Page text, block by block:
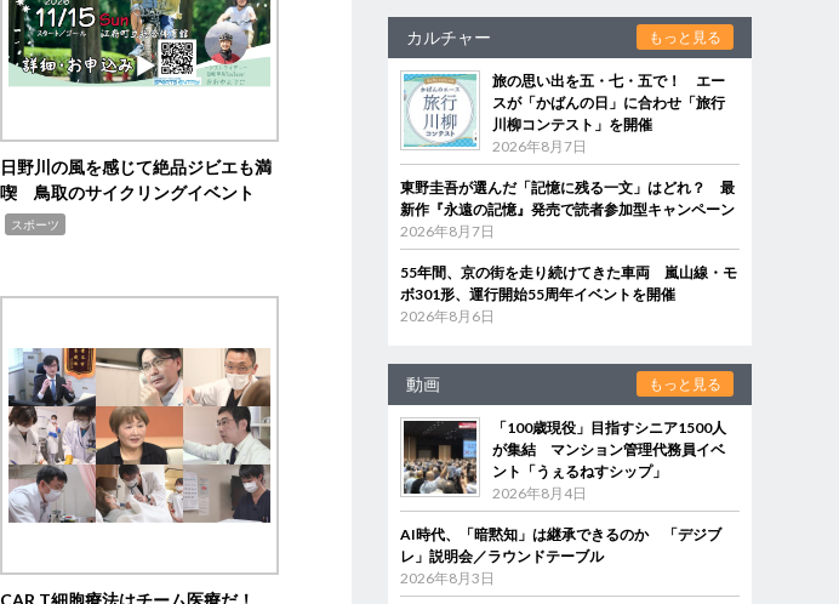
日野川の風を感じて絶品ジビエも満
喫 鳥取のサイクリングイベント
スポーツ
CAR T細胞療法はチーム医療だ！
カルチャー もっと見る
旅の思い出を五・七・五で！ エー
スが「かばんの日」に合わせ「旅行
川柳コンテスト」を開催
2026年8月7日
東野圭吾が選んだ「記憶に残る一文」はどれ？ 最
新作『永遠の記憶』発売で読者参加型キャンペーン
2026年8月7日
55年間、京の街を走り続けてきた車両 嵐山線・モ
ボ301形、運行開始55周年イベントを開催
2026年8月6日
動画 もっと見る
「100歳現役」目指すシニア1500人
が集結 マンション管理代務員イベ
ント「うぇるねすシップ」
2026年8月4日
AI時代、「暗黙知」は継承できるのか 「デジブ
レ」説明会／ラウンドテーブル
2026年8月3日